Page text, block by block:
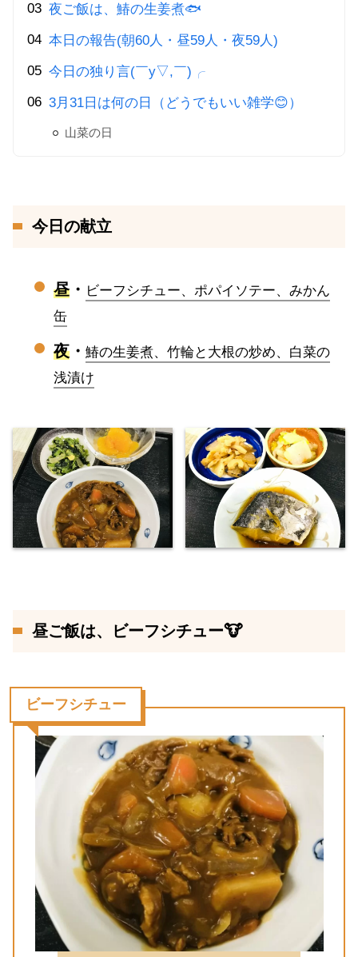
夜ご飯は、鰆の生姜煮🐟
本日の報告(朝60人・昼59人・夜59人)
今日の独り言(￣y▽,￣)╭
3月31日は何の日（どうでもいい雑学😊）
山菜の日
今日の献立
昼・ ビーフシチュー、ポパイソテー、みかん
缶
夜 ・ 鰆の生姜煮、竹輪と大根の炒め、白菜の
浅漬け
昼ご飯は、ビーフシチュー🐮
ビーフシチュー